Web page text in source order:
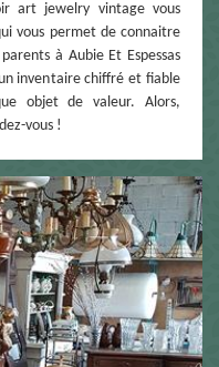
art jewelry vintage vous
vous permet de connaitre
à Aubie Et Espessas
inventaire chiffré et fiable
objet de valeur. Alors,
vous !